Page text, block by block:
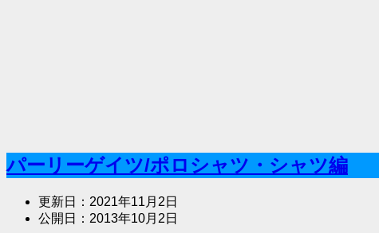
パーリーゲイツ/ポロシャツ・シャツ編
更新日： 2021年11月2日
公開日： 2013年10月2日